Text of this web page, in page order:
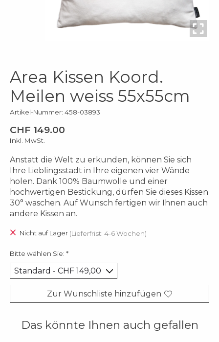
Area Kissen Koord.
Meilen weiss 55x55cm
Artikel-Nummer: 458-03893
CHF 149.00
Inkl. MwSt.
Anstatt die Welt zu erkunden, können Sie sich
Ihre Lieblingsstadt in Ihre eigenen vier Wände
holen. Dank 100% Baumwolle und einer
hochwertigen Bestickung, dürfen Sie dieses Kissen
30° waschen. Auf Wunsch fertigen wir Ihnen auch
andere Kissen an.
Nicht auf Lager (Lieferfrist: 4-6 Wochen)
Bitte wählen Sie: *
Zur Wunschliste hinzufügen
Das könnte Ihnen auch gefallen